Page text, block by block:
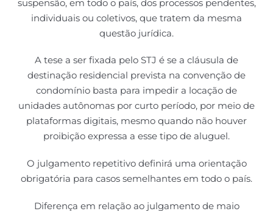
suspensão, em todo o país, dos processos pendentes,
individuais ou coletivos, que tratem da mesma
questão jurídica.
A tese a ser fixada pelo STJ é se a cláusula de
destinação residencial prevista na convenção de
condomínio basta para impedir a locação de
unidades autônomas por curto período, por meio de
plataformas digitais, mesmo quando não houver
proibição expressa a esse tipo de aluguel.
O julgamento repetitivo definirá uma orientação
obrigatória para casos semelhantes em todo o país.
Diferença em relação ao julgamento de maio